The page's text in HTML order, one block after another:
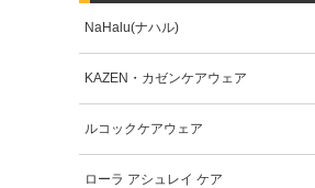
NaHalu(ナハル)
KAZEN・カゼンケアウェア
ルコックケアウェア
ローラ アシュレイ ケア